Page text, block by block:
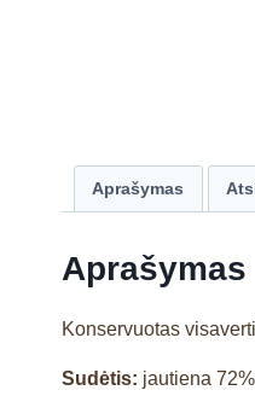
Aprašymas
Aprašymas
Konservuotas
Sudėtis: jautiena